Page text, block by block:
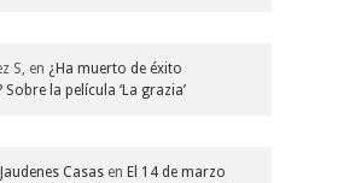
S, en ¿Ha muerto de éxito
la película ‘La grazia’
Casas en El 14 de marzo